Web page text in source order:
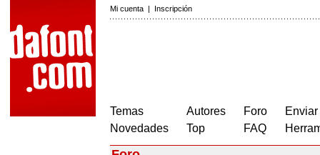
Mi cuenta | Inscripción
Temas
Novedades
Autores
Top
Foro
FAQ